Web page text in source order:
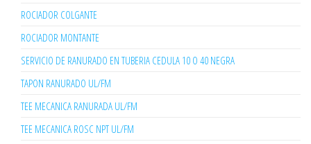
ROCIADOR COLGANTE
ROCIADOR MONTANTE
SERVICIO DE RANURADO EN TUBERIA CEDULA 10 O 40 NEGRA
TAPON RANURADO UL/FM
TEE MECANICA RANURADA UL/FM
TEE MECANICA ROSC NPT UL/FM